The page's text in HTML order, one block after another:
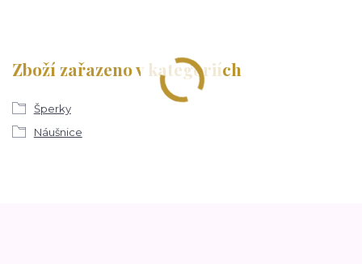
Zboží zařazeno v kategoriích
Šperky
Náušnice